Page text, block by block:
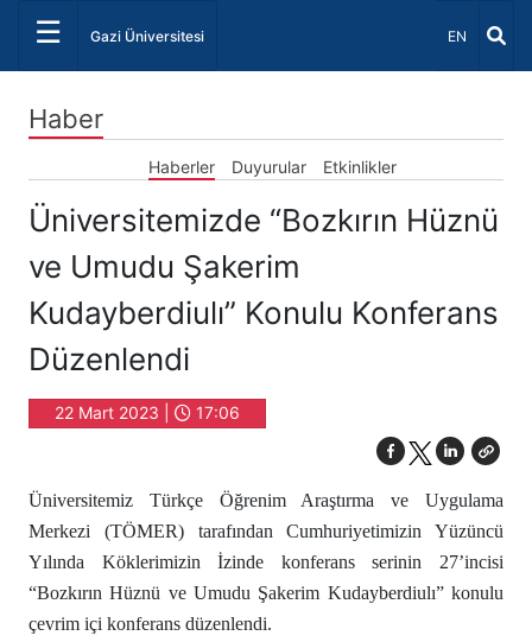
☰ Gazi Üniversitesi Dil Seçiniz
EN
Haber
Haberler Duyurular Etkinlikler
Üniversitemizde “Bozkırın Hüznü
ve Umudu Şakerim
Kudayberdiulı” Konulu Konferans
Düzenlendi
22 Mart 2023 | 17:06
Üniversitemiz Türkçe Öğrenim Araştırma ve Uygulama
Merkezi (TÖMER) tarafından Cumhuriyetimizin Yüzüncü
Yılında Köklerimizin İzinde konferans serinin 27’incisi
“Bozkırın Hüznü ve Umudu Şakerim Kudayberdiulı” konulu
çevrim içi konferans düzenlendi.